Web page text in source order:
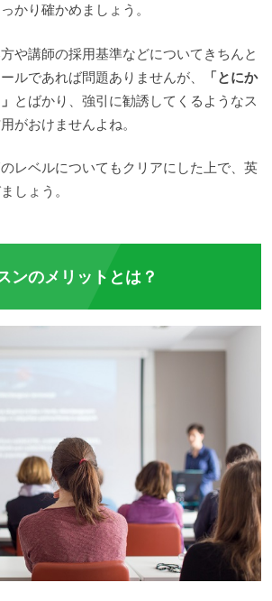
かり確かめましょう。
や講師の採用基準などについてきちんと
ルであれば問題ありませんが、
「とにか
とばかり、強引に勧誘してくるようなス
がおけませんよね。
レベルについてもクリアにした上で、英
しょう。
ンのメリットとは？